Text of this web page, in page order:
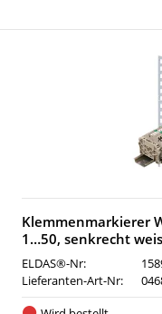
Klemmenmarkierer
1…50, senkrecht
ELDAS®-Nr:
Lieferanten-Art-Nr: